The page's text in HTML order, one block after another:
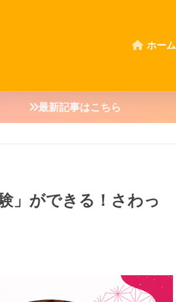
ホーム
最新記事はこちら
」ができる！さわっ